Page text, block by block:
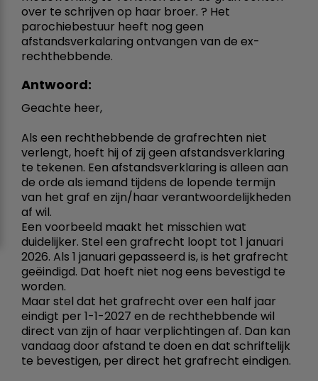
over te schrijven op haar broer. ? Het
parochiebestuur heeft nog geen
afstandsverkalaring ontvangen van de ex-
rechthebbende.
Antwoord:
Geachte heer,
Als een rechthebbende de grafrechten niet
verlengt, hoeft hij of zij geen afstandsverklaring
te tekenen. Een afstandsverklaring is alleen aan
de orde als iemand tijdens de lopende termijn
van het graf en zijn/haar verantwoordelijkheden
af wil.
Een voorbeeld maakt het misschien wat
duidelijker. Stel een grafrecht loopt tot 1 januari
2026. Als 1 januari gepasseerd is, is het grafrecht
geëindigd. Dat hoeft niet nog eens bevestigd te
worden.
Maar stel dat het grafrecht over een half jaar
eindigt per 1-1-2027 en de rechthebbende wil
direct van zijn of haar verplichtingen af. Dan kan
vandaag door afstand te doen en dat schriftelijk
te bevestigen, per direct het grafrecht eindigen.